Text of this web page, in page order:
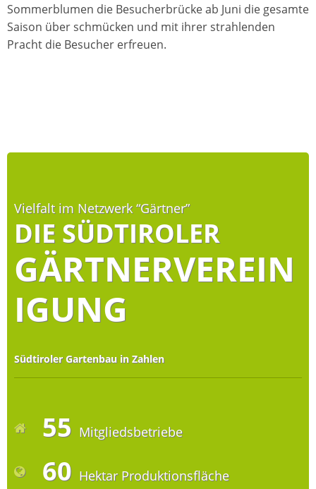
Sommerblumen die Besucherbrücke ab Juni die gesamte
Saison über schmücken und mit ihrer strahlenden
Pracht die Besucher erfreuen.
Vielfalt im Netzwerk “Gärtner”
DIE SÜDTIROLER
GÄRTNERVEREIN
IGUNG
Südtiroler Gartenbau in Zahlen
55 Mitgliedsbetriebe
60 Hektar Produktionsfläche